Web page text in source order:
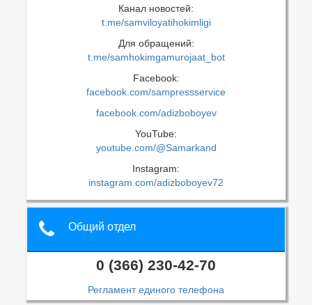
Канал новостей:
t.me/samviloyatihokimligi
Для обращений:
t.me/samhokimgamurojaat_bot
Facebook:
facebook.com/sampressservice
facebook.com/adizboboyev
YouTube:
youtube.com/@Samarkand
Instagram:
instagram.com/adizboboyev72
Общий отдел
0 (366) 230-42-70
Регламент единого телефона